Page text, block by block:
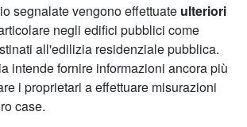
segnalate vengono effettuate ulteriori
negli edifici pubblici come
all'edilizia residenziale pubblica.
intende fornire informazioni ancora più
i proprietari a effettuare misurazioni
case.